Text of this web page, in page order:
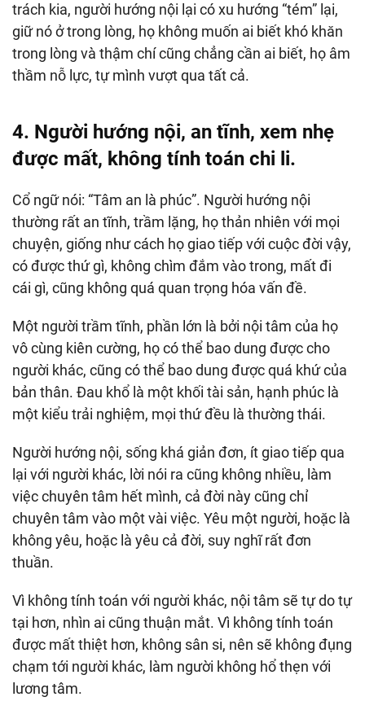
trách kia, người hướng nội lại có xu hướng “tém” lại,
giữ nó ở trong lòng, họ không muốn ai biết khó khăn
trong lòng và thậm chí cũng chẳng cần ai biết, họ âm
thầm nỗ lực, tự mình vượt qua tất cả.
4. Người hướng nội, an tĩnh, xem nhẹ
được mất, không tính toán chi li.
Cổ ngữ nói: “Tâm an là phúc”. Người hướng nội
thường rất an tĩnh, trầm lặng, họ thản nhiên với mọi
chuyện, giống như cách họ giao tiếp với cuộc đời vậy,
có được thứ gì, không chìm đắm vào trong, mất đi
cái gì, cũng không quá quan trọng hóa vấn đề.
Một người trầm tĩnh, phần lớn là bởi nội tâm của họ
vô cùng kiên cường, họ có thể bao dung được cho
người khác, cũng có thể bao dung được quá khứ của
bản thân. Đau khổ là một khối tài sản, hạnh phúc là
một kiểu trải nghiệm, mọi thứ đều là thường thái.
Người hướng nội, sống khá giản đơn, ít giao tiếp qua
lại với người khác, lời nói ra cũng không nhiều, làm
việc chuyên tâm hết mình, cả đời này cũng chỉ
chuyên tâm vào một vài việc. Yêu một người, hoặc là
không yêu, hoặc là yêu cả đời, suy nghĩ rất đơn
thuần.
Vì không tính toán với người khác, nội tâm sẽ tự do tự
tại hơn, nhìn ai cũng thuận mắt. Vì không tính toán
được mất thiệt hơn, không sân si, nên sẽ không đụng
chạm tới người khác, làm người không hổ thẹn với
lương tâm.